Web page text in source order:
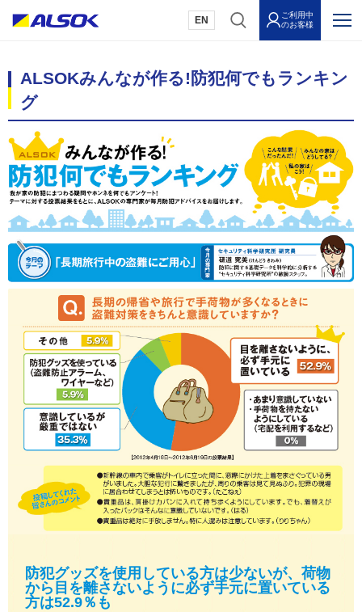
EN
ご利用中
のお客様
ALSOKみんなが作る!防犯何でもランキン
グ
防犯グッズを使用している方は少ないが、荷物
から目を離さないように必ず手元に置いている
方は52.9％も